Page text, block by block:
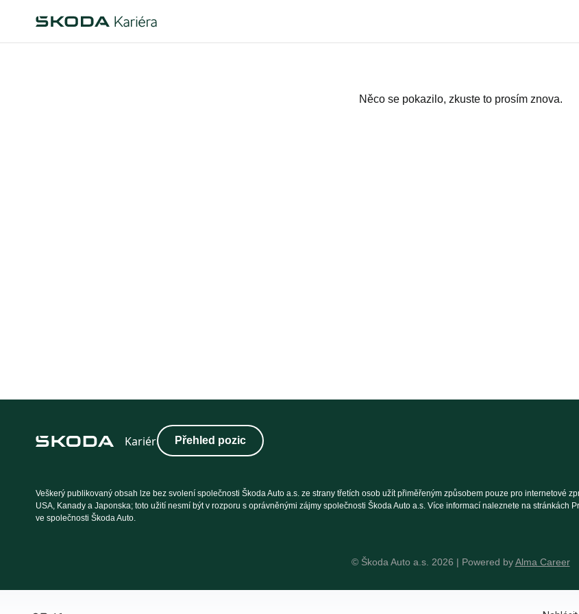
Něco se pokazilo, zkuste to prosím znova.
Přehled pozic
Veškerý publikovaný obsah lze bez svolení společnosti Škoda Auto a.s. ze strany třetích osob užít přiměřeným způsobem pouze pro internetové
USA, Kanady a Japonska; toto užití nesmí být v rozporu s oprávněnými zájmy společnosti Škoda Auto a.s. Více informací naleznete na stránkách
ve společnosti Škoda Auto.
© Škoda Auto a.s. 2026 | Powered byAlma Career